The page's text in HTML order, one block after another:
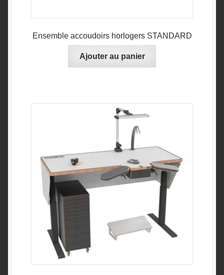
Ensemble accoudoirs horlogers STANDARD
Ajouter au panier